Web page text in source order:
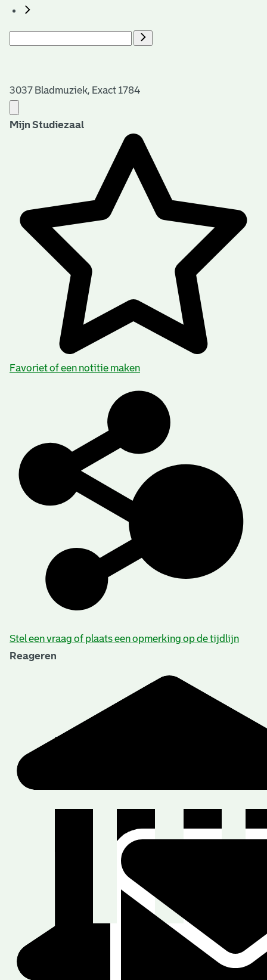
3037 Bladmuziek, Exact 1784
Mijn Studiezaal
Favoriet of een notitie maken
Stel een vraag of plaats een opmerking op de tijdlijn
Reageren